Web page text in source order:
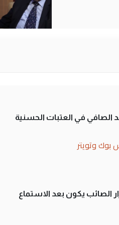
الصافي في العتبات الحسنية
بوك وتويتر
الصائب يكون بعد الاستماع